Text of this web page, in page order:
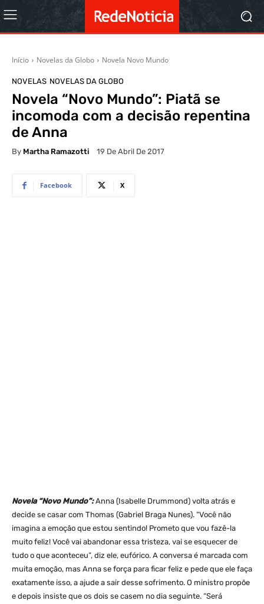
Início Novelas da Globo Novela Novo Mundo
NOVELAS NOVELAS DA GLOBO
Novela “Novo Mundo”: Piatã se
incomoda com a decisão repentina
de Anna
By Martha Ramazotti 19 De Abril De 2017
Facebook X
Novela “Novo Mundo”:Anna (Isabelle Drummond) volta atrás e
decide se casar com Thomas (Gabriel Braga Nunes). “Você não
imagina a emoção que estou sentindo! Prometo que vou fazê-la
muito feliz! Você vai abandonar essa tristeza, vai se esquecer de
tudo o que aconteceu”, diz ele, eufórico. A conversa é marcada com
muita emoção, mas Anna se força para ficar feliz e pede que ele faça
exatamente isso, a ajude a sair desse sofrimento. O ministro propõe
e depois insiste que os dois se casem no dia seguinte. “Será